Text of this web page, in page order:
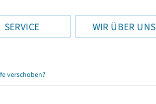
SERVICE WIR ÜBER UNS
verschoben?